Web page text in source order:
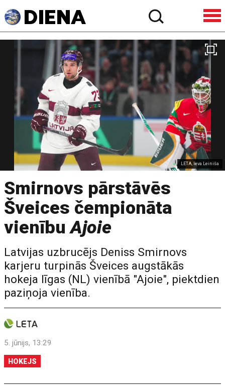
LETA, Ieva Leiniša
Smirnovs pārstāvēs
Šveices čempionāta
vienībuAjoie
Latvijas uzbrucējs Deniss Smirnovs
karjeru turpinās Šveices augstākās
hokeja līgas (NL) vienībā "Ajoie", piektdien
paziņoja vienība.
5. jūnijs, 13:29
HOKEJS